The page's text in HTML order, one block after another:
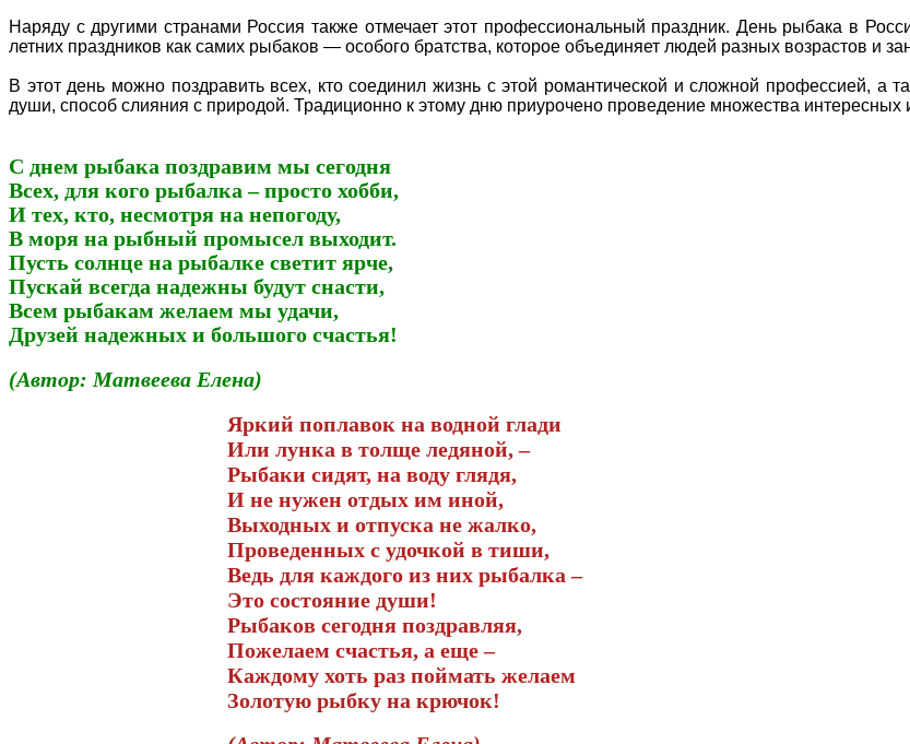
Наряду с другими странами Россия также отмечает этот профессиональный праздник. День рыбака в
летних праздников как самих рыбаков — особого братства, которое объединяет людей разных возрастов и
В этот день можно поздравить всех, кто соединил жизнь с этой романтической и сложной профессией, а
души, способ слияния с природой. Традиционно к этому дню приурочено проведение множества
С днем рыбака поздравим мы сегодня
Всех, для кого рыбалка – просто хобби,
И тех, кто, несмотря на непогоду,
В моря на рыбный промысел выходит.
Пусть солнце на рыбалке светит ярче,
Пускай всегда надежны будут снасти,
Всем рыбакам желаем мы удачи,
Друзей надежных и большого счастья!
(Автор: Матвеева Елена)
Яркий поплавок на водной глади
Или лунка в толще ледяной, –
Рыбаки сидят, на воду глядя,
И не нужен отдых им иной,
Выходных и отпуска не жалко,
Проведенных с удочкой в тиши,
Ведь для каждого из них рыбалка –
Это состояние души!
Рыбаков сегодня поздравляя,
Пожелаем счастья, а еще –
Каждому хоть раз поймать желаем
Золотую рыбку на крючок!